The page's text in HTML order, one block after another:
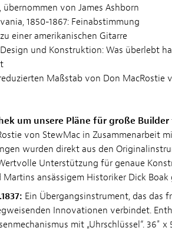
übernommen von James Ashborn
1850-1867: Feinabstimmung
einer amerikanischen Gitarre
und Konstruktion: Was überlebt
Maßstab von Don MacRostie
um unsere Pläne für große Builder
von StewMac in Zusammenarbeit
wurden direkt aus den
Unterstützung für genaue
ansässigem Historiker Dick Boak
Ein Übergangsinstrument, das das
Innovationen verbindet.
mit „Uhrschlüssel“. 36"